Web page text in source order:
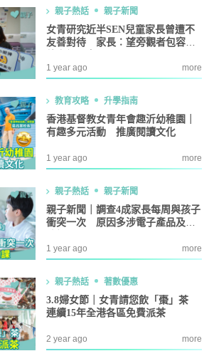
親子熱話 親子新聞
女青研究近半SEN兒童家長曾遭不
友善對待 家長︰望旁觀者包容勿
1 year ago more
教育攻略 升學指南
香港基督教女青年會趣沂幼稚園｜
有趣多元活動 推廣閱讀文化
1 year ago more
親子熱話 親子新聞
親子新聞｜調查4成家長每周與孩子
衝突一次 原因多涉電子產品及做
1 year ago more
親子熱話 著數優惠
3.8婦女節｜女青請您飲「棗」茶
連續15年全港各區免費派茶
2 year ago more